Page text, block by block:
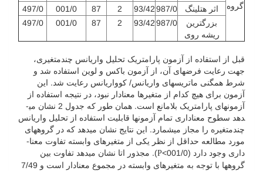
گروه
اثر هتلینگ
987/0
93/42
2
87
001/0
497/0
بزرگترین
ریشه روی
987/0
93/42
2
87
001/0
497/0
قبل از استفاده از آزمون پارامتریک تحلیل واریانس چندمتغیری،
جهت رعایت فرض­های آن، از آزمون باکس و لوین استفاده شد و
شرط همگنی ماتریس­های واریانس/ کوواریانس رعایت شد. این
آزمون برای هیچ کدام از متغیرها معنادار نبود، در نتیجه استفاده از
آزمون­های پارامتریک بلامانع است. همان طور که جدول 2 نشان می­
دهد سطوح معناداری تمام آزمون­ها قابلیت استفاده از تحلیل واریانس
چندمتغیره را مجاز می­شمارد. این نتایج نشان می­دهد که در گروه­های
مورد مطالعه حداقل از نظر یکی از متغیرهای وابسته تفاوت معنا­
داری وجود دارد (001/0>
P). مجذور اتا نشان می­دهد تفاوت بین
گروه­ها با توجه به متغیرهای وابسته در مجموع معنادار است و 7/49